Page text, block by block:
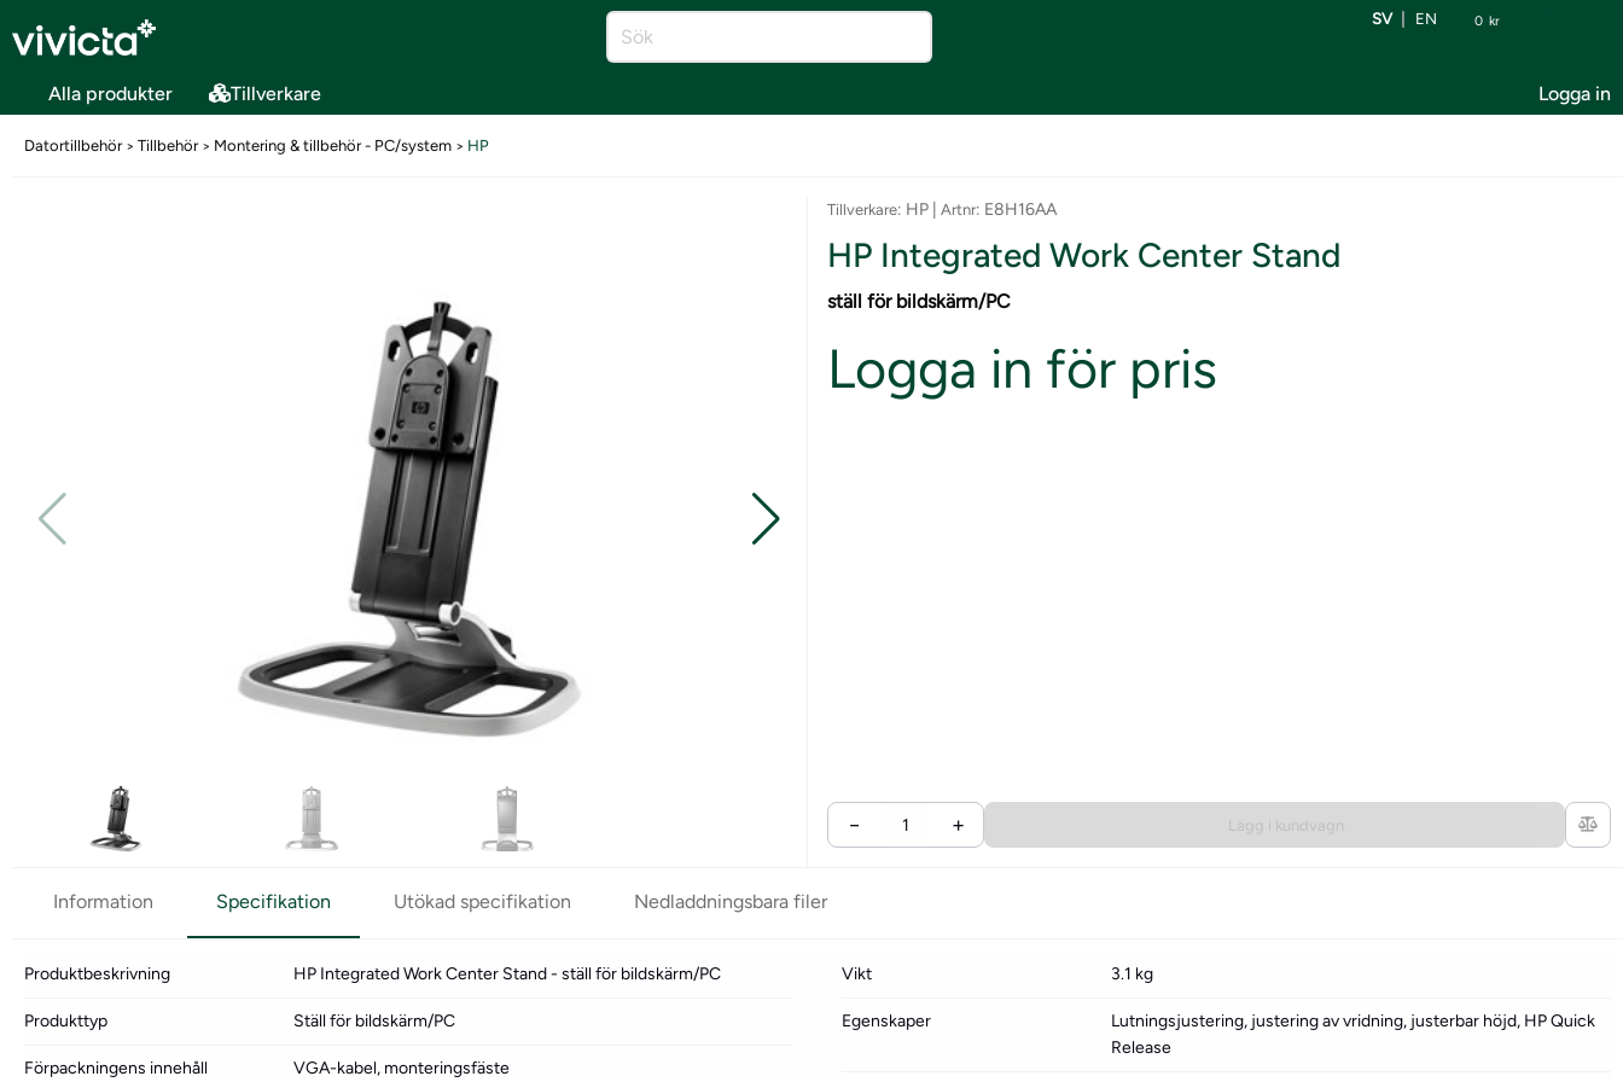
SV EN 0 kr
Alla produkter Tillverkare Logga in
Datortillbehör> Tillbehör> Montering & tillbehör - PC/system > HP
Tillverkare: HP | Artnr: E8H16AA
HP Integrated Work Center Stand
ställ för bildskärm/PC
Logga in för pris
− + Lägg i kundvagn
Information Specifikation Utökad specifikation Nedladdningsbara filer
Produktbeskrivning HP Integrated Work Center Stand - ställ för bildskärm/PC
Produkttyp Ställ för bildskärm/PC
Förpackningens innehåll VGA-kabel, monteringsfäste
Vikt 3.1 kg
Egenskaper
Lutningsjustering, justering av vridning, justerbar höjd, HP Quick
Release